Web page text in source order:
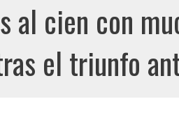
al cien con
el triunfo